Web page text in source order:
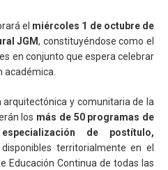
el miércoles 1 de octubre de
JGM, constituyéndose como el
en conjunto que espera celebrar
académica.
arquitectónica y comunitaria de la
los más de 50 programas de
de postítulo,
disponibles territorialmente en el
Educación Continua de todas las